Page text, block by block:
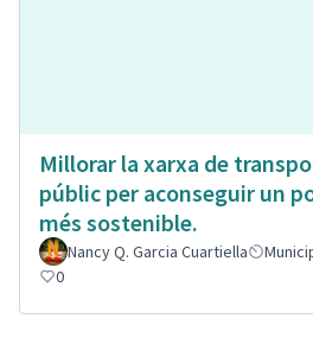
Millorar la xarxa de
públic per aconseguir un
més sostenible.
Nancy Q. Garcia Cuartiella
0